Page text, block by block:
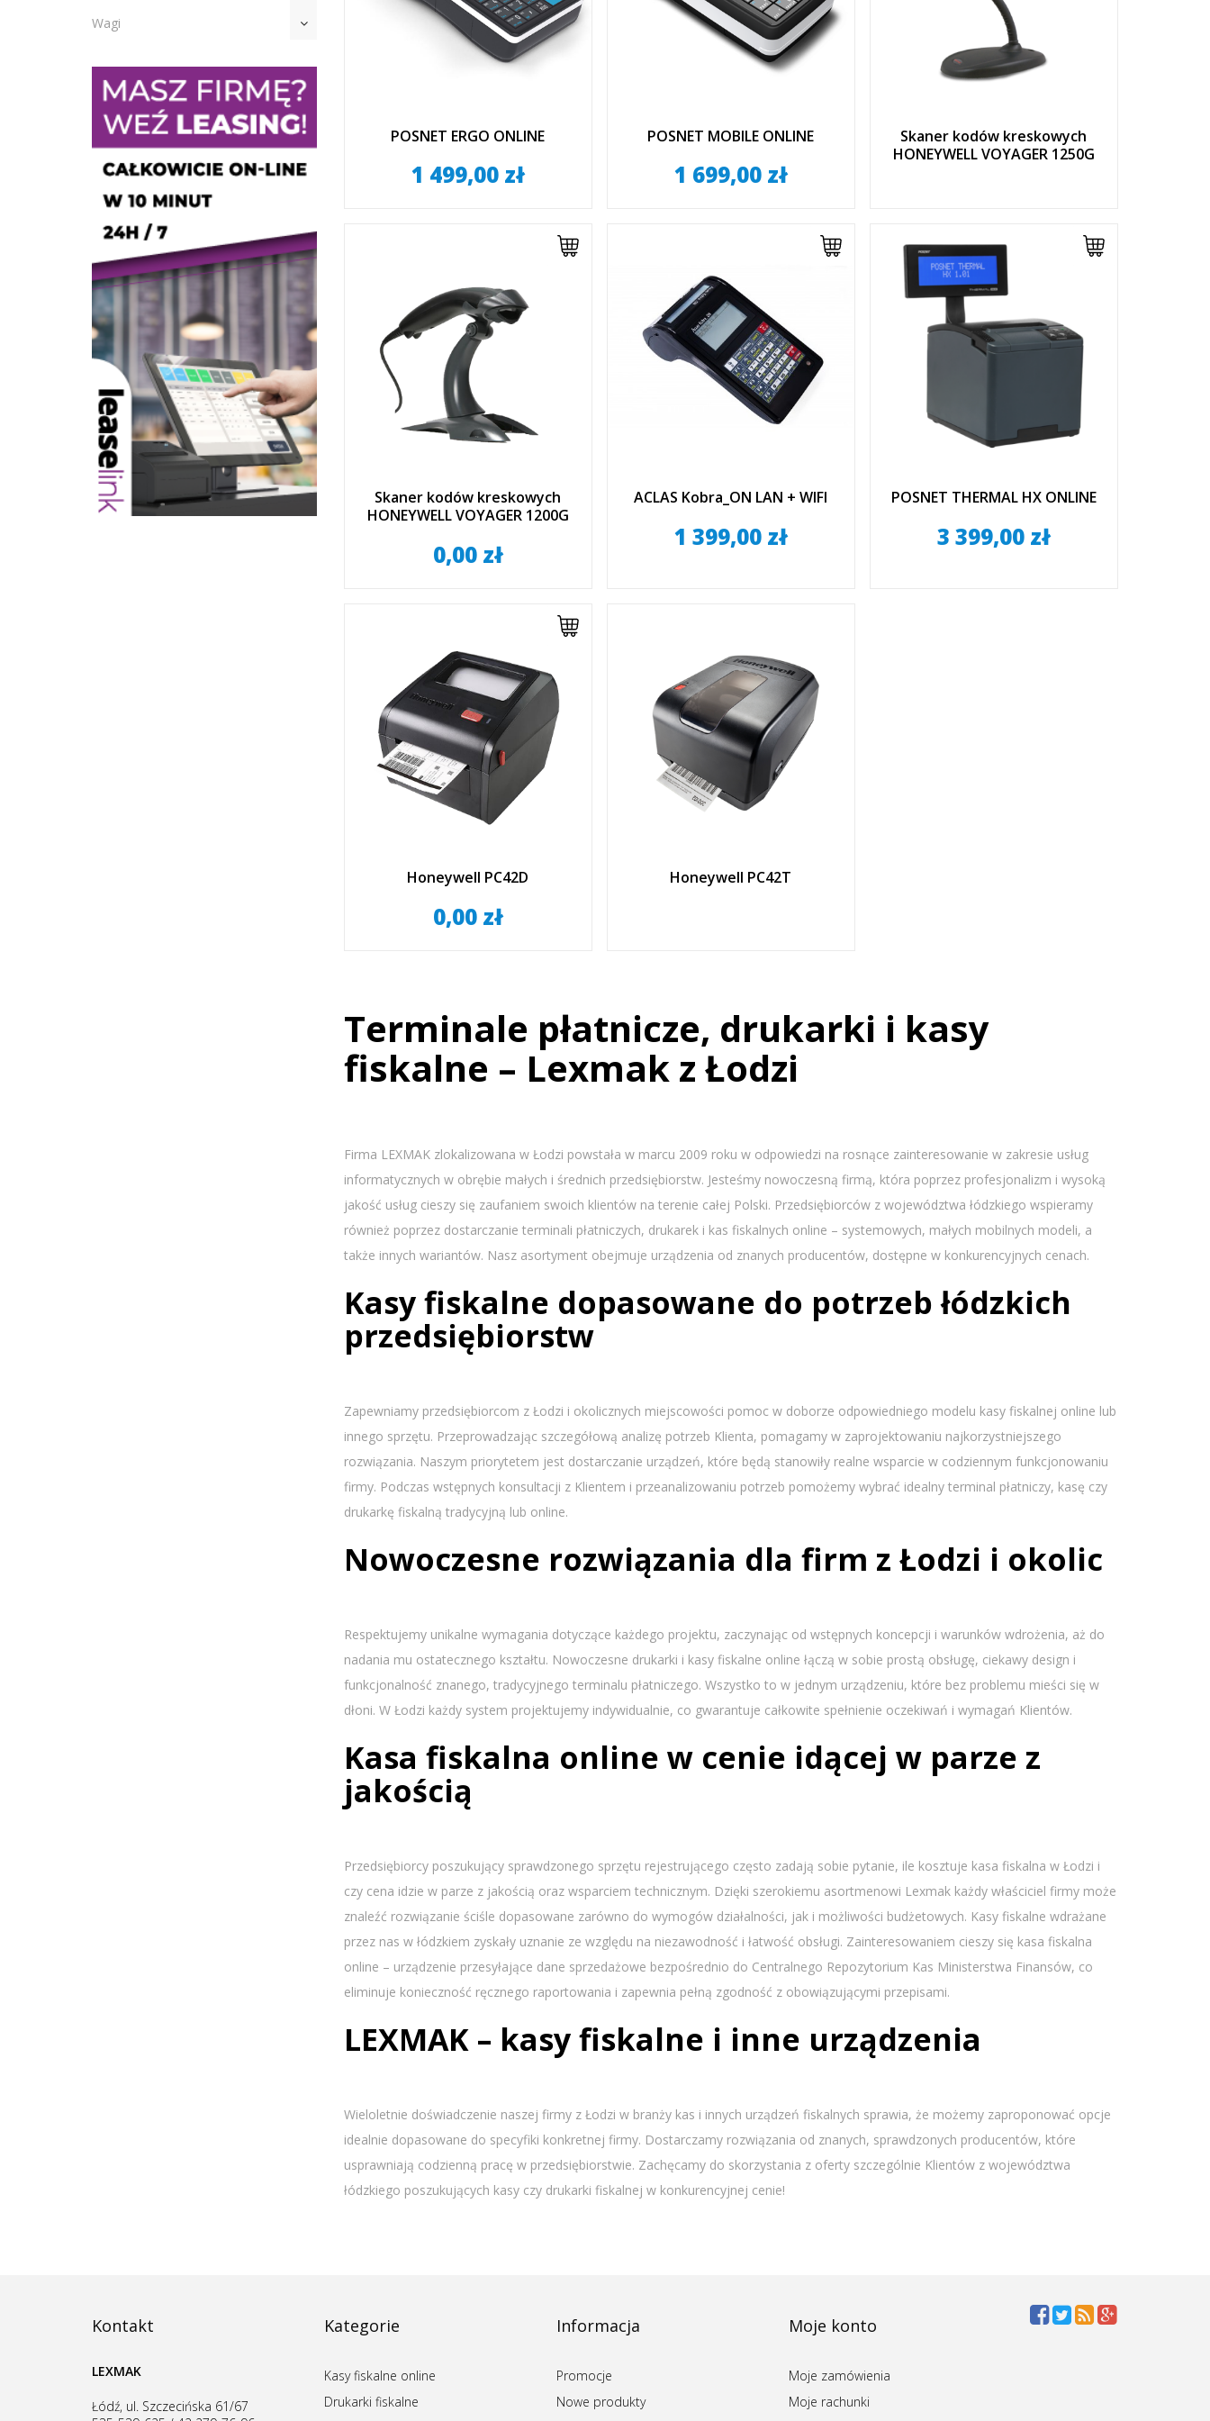
Wagi
POSNET ERGO ONLINE
1 499,00 zł
POSNET MOBILE ONLINE
1 699,00 zł
Skaner kodów kreskowych
HONEYWELL VOYAGER 1250G
Skaner kodów kreskowych
HONEYWELL VOYAGER 1200G
0,00 zł
ACLAS Kobra_ON LAN + WIFI
1 399,00 zł
POSNET THERMAL HX ONLINE
3 399,00 zł
Honeywell PC42D
0,00 zł
Honeywell PC42T
Terminale płatnicze, drukarki i kasy
fiskalne – Lexmak z Łodzi
Firma LEXMAK zlokalizowana w Łodzi powstała w marcu 2009 roku w odpowiedzi na rosnące zainteresowanie w zakresie usług
informatycznych w obrębie małych i średnich przedsiębiorstw. Jesteśmy nowoczesną firmą, która poprzez profesjonalizm i wysoką
jakość usług cieszy się zaufaniem swoich klientów na terenie całej Polski. Przedsiębiorców z województwa łódzkiego wspieramy
również poprzez dostarczanie terminali płatniczych, drukarek i kas fiskalnych online – systemowych, małych mobilnych modeli, a
także innych wariantów. Nasz asortyment obejmuje urządzenia od znanych producentów, dostępne w konkurencyjnych cenach.
Kasy fiskalne dopasowane do potrzeb łódzkich
przedsiębiorstw
Zapewniamy przedsiębiorcom z Łodzi i okolicznych miejscowości pomoc w doborze odpowiedniego modelu kasy fiskalnej online lub
innego sprzętu. Przeprowadzając szczegółową analizę potrzeb Klienta, pomagamy w zaprojektowaniu najkorzystniejszego
rozwiązania. Naszym priorytetem jest dostarczanie urządzeń, które będą stanowiły realne wsparcie w codziennym funkcjonowaniu
firmy. Podczas wstępnych konsultacji z Klientem i przeanalizowaniu potrzeb pomożemy wybrać idealny terminal płatniczy, kasę czy
drukarkę fiskalną tradycyjną lub online.
Nowoczesne rozwiązania dla firm z Łodzi i okolic
Respektujemy unikalne wymagania dotyczące każdego projektu, zaczynając od wstępnych koncepcji i warunków wdrożenia, aż do
nadania mu ostatecznego kształtu. Nowoczesne drukarki i kasy fiskalne online łączą w sobie prostą obsługę, ciekawy design i
funkcjonalność znanego, tradycyjnego terminalu płatniczego. Wszystko to w jednym urządzeniu, które bez problemu mieści się w
dłoni. W Łodzi każdy system projektujemy indywidualnie, co gwarantuje całkowite spełnienie oczekiwań i wymagań Klientów.
Kasa fiskalna online w cenie idącej w parze z
jakością
Przedsiębiorcy poszukujący sprawdzonego sprzętu rejestrującego często zadają sobie pytanie, ile kosztuje kasa fiskalna w Łodzi i
czy cena idzie w parze z jakością oraz wsparciem technicznym. Dzięki szerokiemu asortmenowi Lexmak każdy właściciel firmy może
znaleźć rozwiązanie ściśle dopasowane zarówno do wymogów działalności, jak i możliwości budżetowych. Kasy fiskalne wdrażane
przez nas w łódzkiem zyskały uznanie ze względu na niezawodność i łatwość obsługi. Zainteresowaniem cieszy się kasa fiskalna
online – urządzenie przesyłające dane sprzedażowe bezpośrednio do Centralnego Repozytorium Kas Ministerstwa Finansów, co
eliminuje konieczność ręcznego raportowania i zapewnia pełną zgodność z obowiązującymi przepisami.
LEXMAK – kasy fiskalne i inne urządzenia
Wieloletnie doświadczenie naszej firmy z Łodzi w branży kas i innych urządzeń fiskalnych sprawia, że możemy zaproponować opcje
idealnie dopasowane do specyfiki konkretnej firmy. Dostarczamy rozwiązania od znanych, sprawdzonych producentów, które
usprawniają codzienną pracę w przedsiębiorstwie. Zachęcamy do skorzystania z oferty szczególnie Klientów z województwa
łódzkiego poszukujących kasy czy drukarki fiskalnej w konkurencyjnej cenie!
Kontakt
LEXMAK
Łódź, ul. Szczecińska 61/67
Kategorie
Kasy fiskalne online
Drukarki fiskalne
Informacja
Promocje
Nowe produkty
Moje konto
Moje zamówienia
Moje rachunki